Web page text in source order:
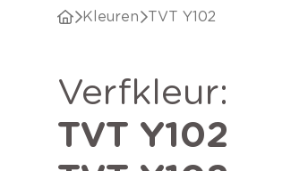
Kleuren TVT Y102
verfkleur:
TVT Y102